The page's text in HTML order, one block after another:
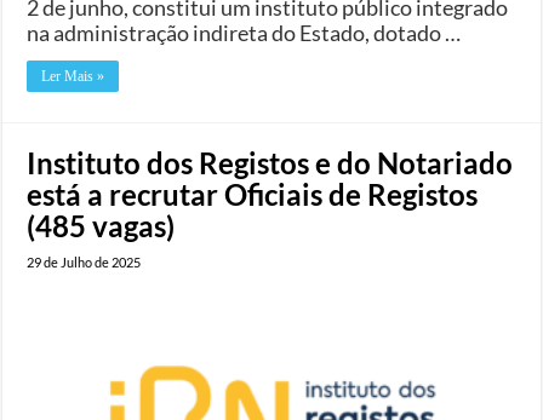
2 de junho, constitui um instituto público integrado
na administração indireta do Estado, dotado …
Ler Mais »
Instituto dos Registos e do Notariado
está a recrutar Oficiais de Registos
(485 vagas)
29 de Julho de 2025